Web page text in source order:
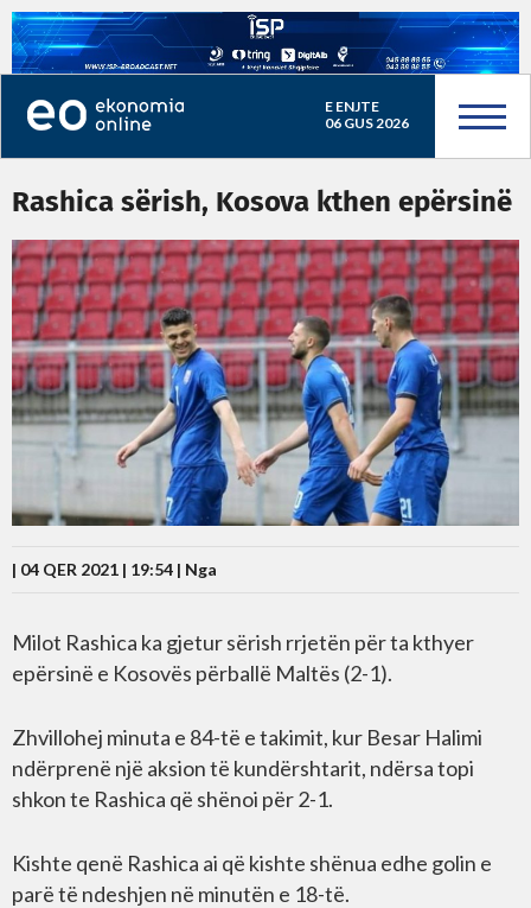
E ENJTE
06 GUS 2026
Rashica sërish, Kosova kthen epërsinë
| 04 QER 2021 | 19:54 | Nga
Milot Rashica ka gjetur sërish rrjetën për ta kthyer
epërsinë e Kosovës përballë Maltës (2-1).
Zhvillohej minuta e 84-të e takimit, kur Besar Halimi
ndërprenë një aksion të kundërshtarit, ndërsa topi
shkon te Rashica që shënoi për 2-1.
Kishte qenë Rashica ai që kishte shënua edhe golin e
parë të ndeshjen në minutën e 18-të.